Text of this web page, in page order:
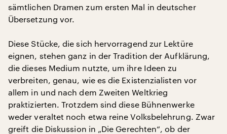
sämtlichen Dramen zum ersten Mal in deutscher
Übersetzung vor.
Diese Stücke, die sich hervorragend zur Lektüre
eignen, stehen ganz in der Tradition der Aufklärung,
die dieses Medium nutzte, um ihre Ideen zu
verbreiten, genau, wie es die Existenzialisten vor
allem in und nach dem Zweiten Weltkrieg
praktizierten. Trotzdem sind diese Bühnenwerke
weder veraltet noch etwa reine Volksbelehrung. Zwar
greift die Diskussion in „Die Gerechten“, ob der